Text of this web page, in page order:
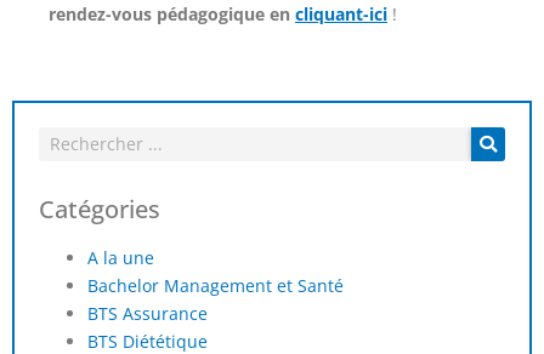
rendez-vous pédagogique en cliquant-ici !
Catégories
A la une
Bachelor Management et Santé
BTS Assurance
BTS Diététique